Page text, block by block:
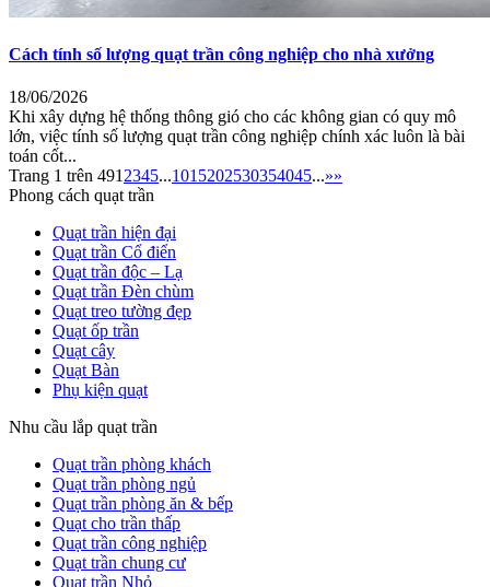
Cách tính số lượng quạt trần công nghiệp cho nhà xưởng
18/06/2026
Khi xây dựng hệ thống thông gió cho các không gian có quy mô
lớn, việc tính số lượng quạt trần công nghiệp chính xác luôn là bài
toán cốt...
Trang 1 trên 491 2345...1015202530354045...»»
Phong cách quạt trần
Quạt trần hiện đại
Quạt trần Cổ điển
Quạt trần độc – Lạ
Quạt trần Đèn chùm
Quạt treo tường đẹp
Quạt ốp trần
Quạt cây
Quạt Bàn
Phụ kiện quạt
Nhu cầu lắp quạt trần
Quạt trần phòng khách
Quạt trần phòng ngủ
Quạt trần phòng ăn & bếp
Quạt cho trần thấp
Quạt trần công nghiệp
Quạt trần chung cư
Quạt trần Nhỏ